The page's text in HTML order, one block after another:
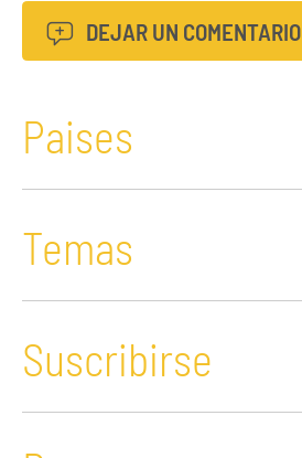
DEJAR UN COMENTARIO
Paises
Temas
Suscribirse